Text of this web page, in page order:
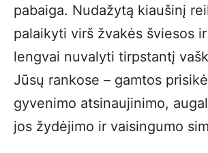
pabaiga. Nudažytą kiaušinį
palaikyti virš žvakės šviesos
lengvai nuvalyti tirpstantį
Jūsų rankose – gamtos
gyvenimo atsinaujinimo,
jos žydėjimo ir vaisingumo